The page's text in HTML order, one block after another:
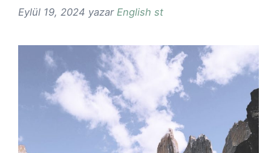
Eylül 19, 2024 yazar English st